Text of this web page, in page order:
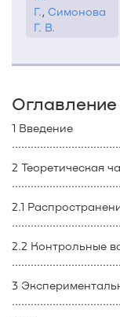
Г., Симонова
Г. В.
1 Введение
2 Теоретическая
2.1
2.2 Контрольные
3